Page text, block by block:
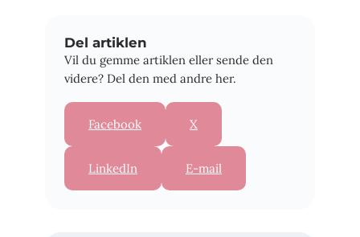
Del artiklen
Vil du gemme artiklen eller sende den
videre? Del den med andre her.
Facebook X
LinkedIn E-mail